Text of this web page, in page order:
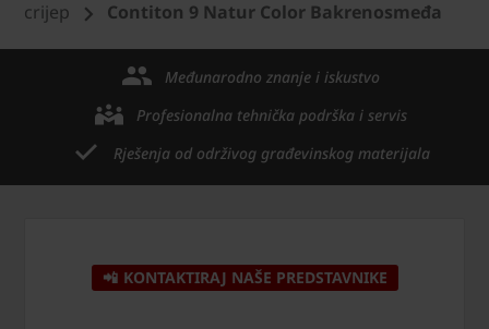
crijep
Contiton 9 Natur Color Bakrenosmeđa
Međunarodno znanje i iskustvo
Profesionalna tehnička podrška i servis
Rješenja od održivog građevinskog materijala
📲 KONTAKTIRAJ NAŠE PREDSTAVNIKE